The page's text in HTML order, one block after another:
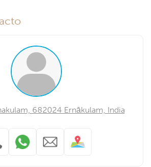
682024 Ernākulam, India